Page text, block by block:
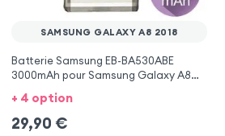
SAMSUNG GALAXY A8 2018
Batterie Samsung EB-BA530ABE
3000mAh pour Samsung Galaxy A8
2018
+ 4 option
29,90 €